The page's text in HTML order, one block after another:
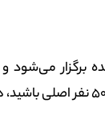
برگزار می‌شود و